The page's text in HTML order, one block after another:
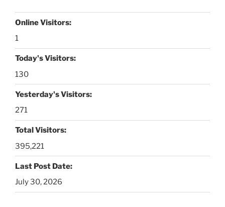
Online Visitors:
1
Today's Visitors:
130
Yesterday's Visitors:
271
Total Visitors:
395,221
Last Post Date:
July 30, 2026